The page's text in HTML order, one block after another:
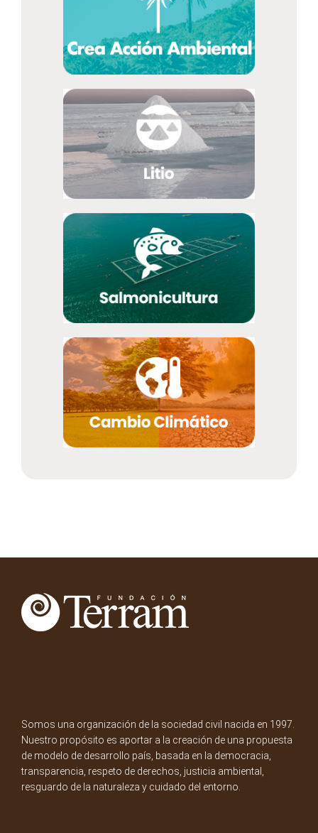
Somos una organización de la sociedad civil nacida en 1997.
Nuestro propósito es aportar a la creación de una propuesta
de modelo de desarrollo país, basada en la democracia,
transparencia, respeto de derechos, justicia ambiental,
resguardo de la naturaleza y cuidado del entorno.